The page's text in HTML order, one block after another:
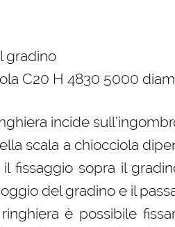
gradino
incide
scala a chiocciola
il fissaggio sopra il
del gradino e il
è possibile